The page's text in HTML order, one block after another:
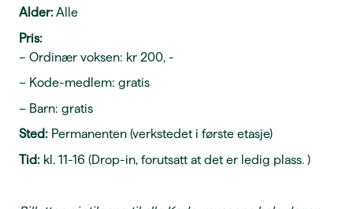
Alder:Alle
Pris:
– Ordinær voksen: kr 200, -
– Kode-medlem: gratis
– Barn: gratis
Sted: Permanenten (verkstedet i første etasje)
Tid: kl. 11-16 (Drop-in, forutsatt at det er ledig plass. )